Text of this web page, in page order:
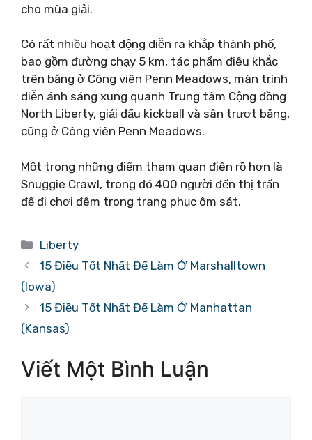
cho mùa giải.
Có rất nhiều hoạt động diễn ra khắp thành phố,
bao gồm đường chạy 5 km, tác phẩm điêu khắc
trên băng ở Công viên Penn Meadows, màn trình
diễn ánh sáng xung quanh Trung tâm Cộng đồng
North Liberty, giải đấu kickball và sân trượt băng,
cũng ở Công viên Penn Meadows.
Một trong những điểm tham quan điên rồ hơn là
Snuggie Crawl, trong đó 400 người đến thị trấn
để đi chơi đêm trong trang phục ôm sát.
Danh
mục
Liberty
15 Điều Tốt Nhất Để Làm Ở Marshalltown
(Iowa)
15 Điều Tốt Nhất Để Làm Ở Manhattan
(Kansas)
Viết Một Bình Luận